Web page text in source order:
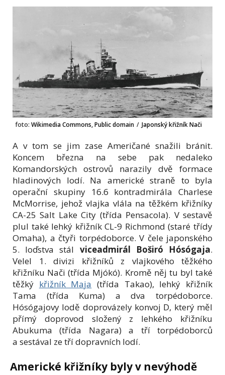
foto: Wikimedia Commons, Public domain / Japonský křižník Nači
A v tom se jim zase Američané snažili bránit.
Koncem března na sebe pak nedaleko
Komandorských ostrovů narazily dvě formace
hladinových lodí. Na americké straně to byla
operační skupiny 16.6 kontradmirála Charlese
McMorrise, jehož vlajka vlála na těžkém křižníky
CA-25 Salt Lake City (třída Pensacola). V sestavě
plul také lehký křižník CL-9 Richmond (staré třídy
Omaha), a čtyři torpédoborce. V čele japonského
5. loďstva stál viceadmirál Boširó Hósógaja.
Velel 1. divizi křižníků z vlajkového těžkého
křižníku Nači (třída Mjókó). Kromě něj tu byl také
těžký křižník Maja (třída Takao), lehký křižník
Tama (třída Kuma) a dva torpédoborce.
Hósógajovy lodě doprovázely konvoj D, který měl
přímý doprovod složený z lehkého křižníku
Abukuma (třída Nagara) a tří torpédoborců
a sestával ze tří dopravních lodí.
Americké křižníky byly v nevýhodě